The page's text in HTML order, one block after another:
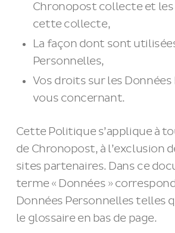
Chronopost collecte et les
cette collecte,
La façon dont sont
Personnelles,
Vos droits sur les
vous concernant.
Cette Politique s’applique à
de Chronopost, à l’exclusion
sites partenaires. Dans ce
terme « Données »
Données Personnelles telles
le glossaire en bas de page.